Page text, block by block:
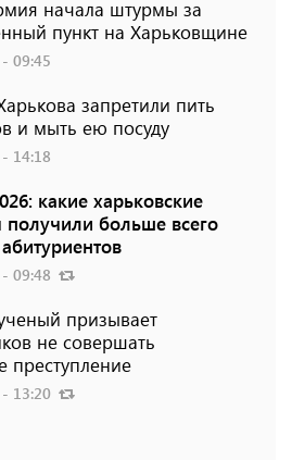
начала штурмы за
пункт на Харьковщине
- 09:45
запретили пить
и мыть ею посуду
- 14:18
какие харьковские
получили больше всего
- 09:48
призывает
не совершать
преступление
- 13:20